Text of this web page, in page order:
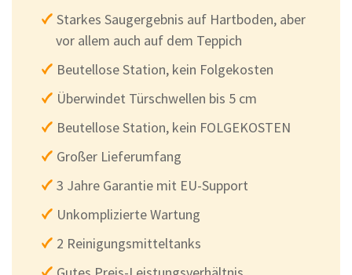
Starkes Saugergebnis auf Hartboden, aber
vor allem auch auf dem Teppich
Beutellose Station, kein Folgekosten
Überwindet Türschwellen bis 5 cm
Beutellose Station, kein FOLGEKOSTEN
Großer Lieferumfang
3 Jahre Garantie mit EU-Support
Unkomplizierte Wartung
2 Reinigungsmitteltanks